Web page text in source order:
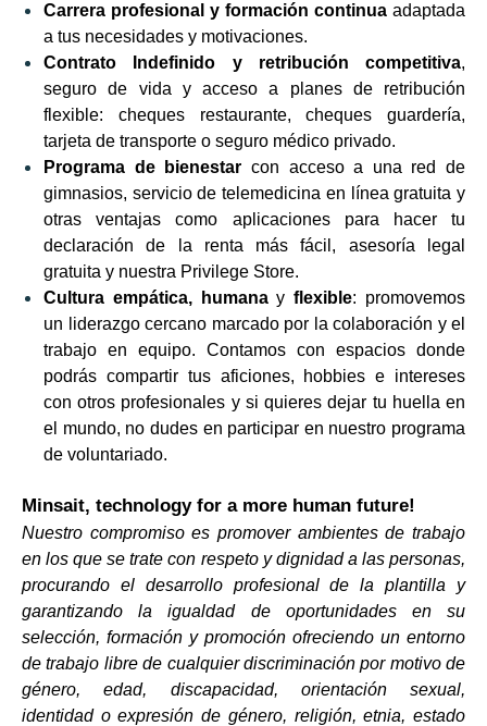
Carrera profesional y formación continua adaptada
a tus necesidades y motivaciones.
Contrato Indefinido y retribución
competitiva,
seguro de vida y acceso a planes de retribución
flexible: cheques restaurante, cheques guardería,
tarjeta de transporte o seguro médico privado.
Programa de bienestar con acceso a una red de
gimnasios, servicio de telemedicina en línea gratuita y
otras ventajas como aplicaciones para hacer tu
declaración de la renta más fácil, asesoría legal
gratuita y nuestra Privilege Store.
Cultura empática, humanayflexible: promovemos
un liderazgo cercano marcado por la colaboración y el
trabajo en equipo. Contamos con espacios donde
podrás compartir tus aficiones, hobbies e intereses
con otros profesionales y si quieres dejar tu huella en
el mundo, no dudes en participar en nuestro programa
de voluntariado.
Minsait, technology for a more human future!
Nuestro compromiso es promover ambientes de trabajo
en los que se trate con respeto y dignidad a las personas,
procurando el desarrollo profesional de la plantilla y
garantizando la igualdad de oportunidades en su
selección, formación y promoción ofreciendo un entorno
de trabajo libre de cualquier discriminación por motivo de
género, edad, discapacidad, orientación sexual,
identidad o expresión de género, religión, etnia, estado